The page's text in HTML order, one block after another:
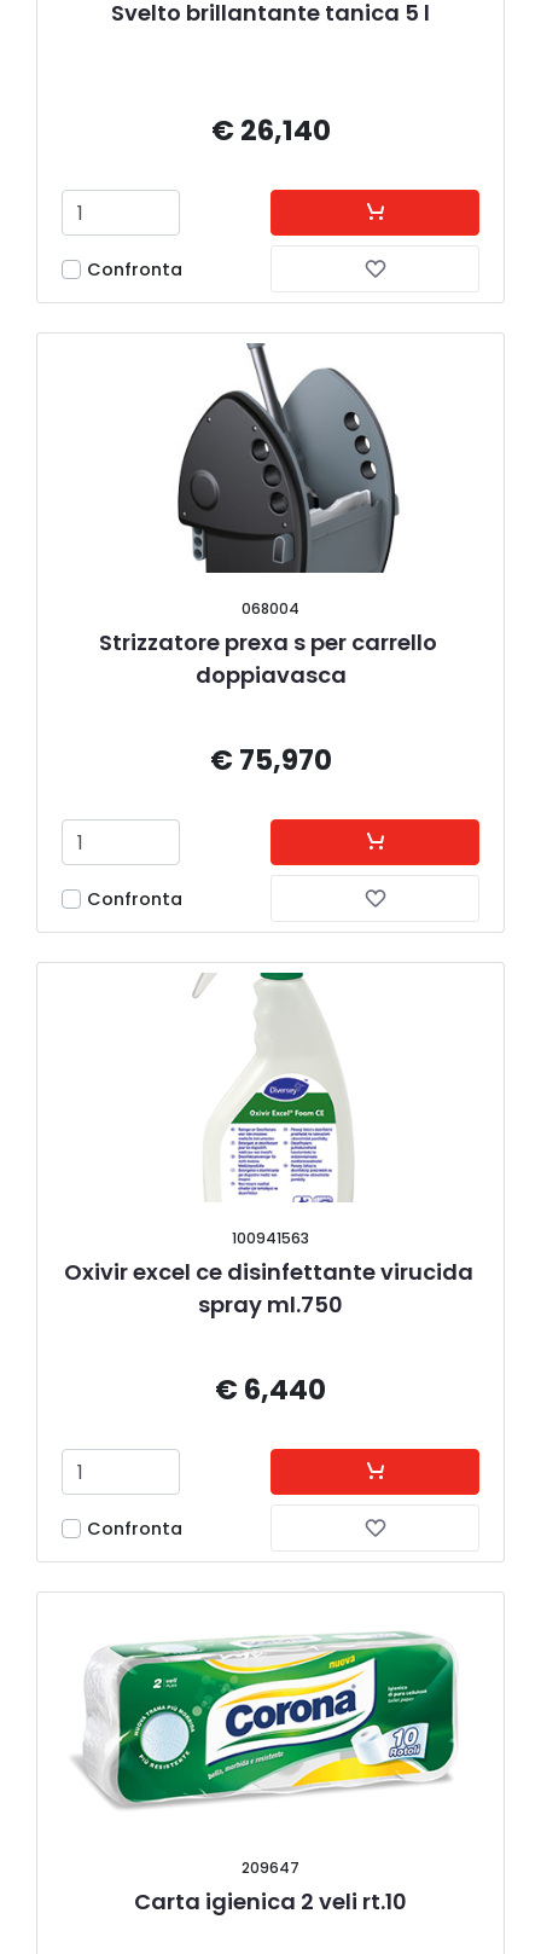
Svelto brillantante tanica 5 l
€ 26,140
Confronta
068004
Strizzatore prexa s per carrello
doppiavasca
€ 75,970
Confronta
100941563
Oxivir excel ce disinfettante virucida
spray ml.750
€ 6,440
Confronta
209647
Carta igienica 2 veli rt.10